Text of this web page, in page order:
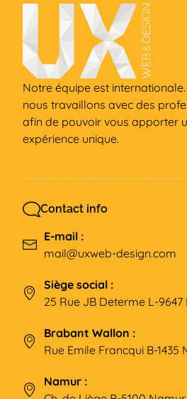
Notre équipe est
nous travaillons avec des
afin de pouvoir vous apporter
expérience unique.
Contact info
E-mail :
mail@uxweb-design.com
Siège social :
25 Rue JB Determe L-9647
Brabant Wallon :
Rue Emile Francqui B-1435
Namur :